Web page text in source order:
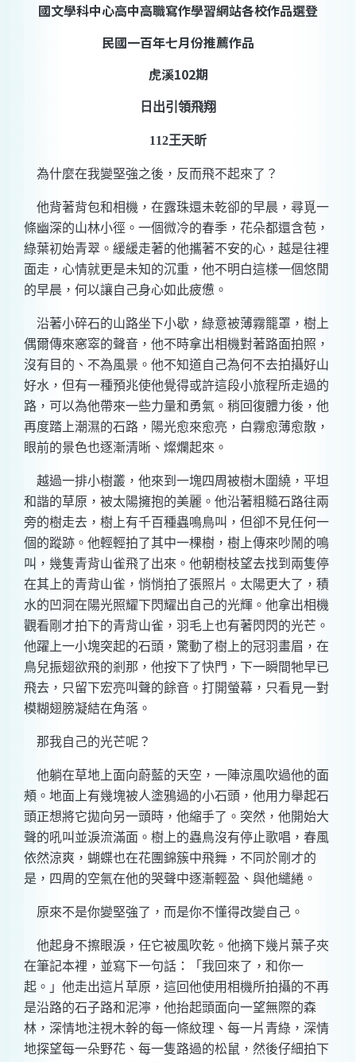
國文學科中心高中高職寫作學習網站各校作品選登
民國一百年七月份推薦作品
虎溪102期
日出引領飛翔
112王天昕
為什麼在我變堅強之後，反而飛不起來了？
他背著背包和相機，在露珠還未乾卻的早晨，尋覓一
條幽深的山林小徑。一個微冷的春季，花朵都還含苞，
綠葉初始青翠。緩緩走著的他攜著不安的心，越是往裡
面走，心情就更是未知的沉重，他不明白這樣一個悠閒
的早晨，何以讓自己身心如此疲憊。
沿著小碎石的山路坐下小歇，綠意被薄霧籠罩，樹上
偶爾傳來窸窣的聲音，他不時拿出相機對著路面拍照，
沒有目的、不為風景。他不知道自己為何不去拍攝好山
好水，但有一種預兆使他覺得或許這段小旅程所走過的
路，可以為他帶來一些力量和勇氣。稍回復體力後，他
再度踏上潮濕的石路，陽光愈來愈亮，白霧愈薄愈散，
眼前的景色也逐漸清晰、燦爛起來。
越過一排小樹叢，他來到一塊四周被樹木圍繞，平坦
和諧的草原，被太陽擁抱的美麗。他沿著粗糙石路往兩
旁的樹走去，樹上有千百種蟲鳴鳥叫，但卻不見任何一
個的蹤跡。他輕輕拍了其中一棵樹，樹上傳來吵鬧的鳴
叫，幾隻青背山雀飛了出來。他朝樹枝望去找到兩隻停
在其上的青背山雀，悄悄拍了張照片。太陽更大了，積
水的凹洞在陽光照耀下閃耀出自己的光輝。他拿出相機
觀看剛才拍下的青背山雀，羽毛上也有著閃閃的光芒。
他躍上一小塊突起的石頭，驚動了樹上的冠羽畫眉，在
鳥兒振翅欲飛的剎那，他按下了快門，下一瞬間牠早已
飛去，只留下宏亮叫聲的餘音。打開螢幕，只看見一對
模糊翅膀凝結在角落。
那我自己的光芒呢？
他躺在草地上面向蔚藍的天空，一陣涼風吹過他的面
頰。地面上有幾塊被人塗鴉過的小石頭，他用力舉起石
頭正想將它拋向另一頭時，他縮手了。突然，他開始大
聲的吼叫並淚流滿面。樹上的蟲鳥沒有停止歌唱，春風
依然涼爽，蝴蝶也在花團錦簇中飛舞，不同於剛才的
是，四周的空氣在他的哭聲中逐漸輕盈、與他繾綣。
原來不是你變堅強了，而是你不懂得改變自己。
他起身不擦眼淚，任它被風吹乾。他摘下幾片葉子夾
在筆記本裡，並寫下一句話：「我回來了，和你一
起。」他走出這片草原，這回他使用相機所拍攝的不再
是沿路的石子路和泥濘，他抬起頭面向一望無際的森
林，深情地注視木幹的每一條紋理、每一片青綠，深情
地探望每一朵野花、每一隻路過的松鼠，然後仔細拍下